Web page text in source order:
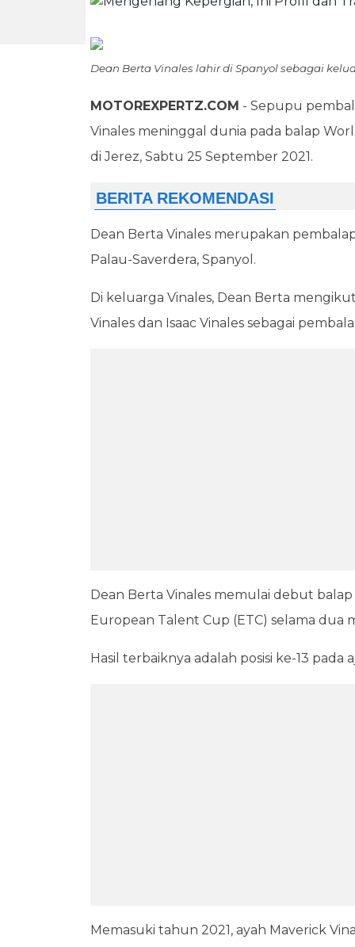
Dean Berta Vinales lahir di Spanyol sebagai
MOTOREXPERTZ.COM - Sepupu
Vinales meninggal dunia pada balap
di Jerez, Sabtu 25 September 2021.
Dean Berta Vinales merupakan
Palau-Saverdera, Spanyol.
Di keluarga Vinales, Dean Berta
Vinales dan Isaac Vinales sebagai
Dean Berta Vinales memulai debut
European Talent Cup (ETC) selama dua
Hasil terbaiknya adalah posisi ke-13
Memasuki tahun 2021, ayah Maverick